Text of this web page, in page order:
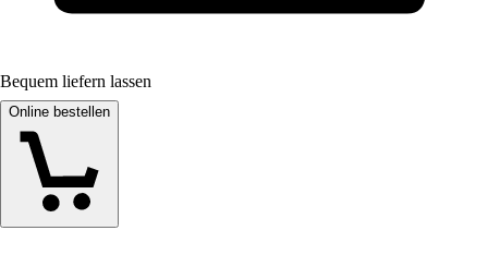
Bequem liefern lassen
Online bestellen